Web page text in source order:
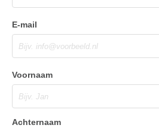
E-mail
Voornaam
Achternaam